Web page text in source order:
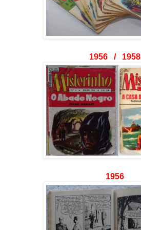
1956 / 1958
1956